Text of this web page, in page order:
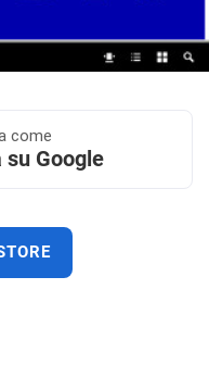
come
Google